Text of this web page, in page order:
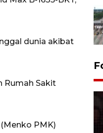
dunia akibat
Rumah Sakit
PMK)